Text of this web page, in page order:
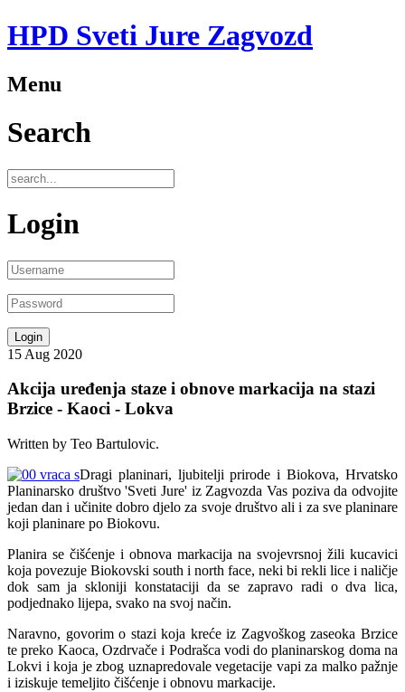
HPD Sveti Jure Zagvozd
Menu
Search
Login
15 Aug 2020
Akcija uređenja staze i obnove markacija na stazi
Brzice - Kaoci - Lokva
Written by Teo Bartulovic.
Dragi planinari, ljubitelji prirode i Biokova, Hrvatsko
Planinarsko društvo 'Sveti Jure' iz Zagvozda Vas poziva da odvojite
jedan dan i učinite dobro djelo za svoje društvo ali i za sve planinare
koji planinare po Biokovu.
Planira se čišćenje i obnova markacija na svojevrsnoj žili kucavici
koja povezuje Biokovski south i north face, neki bi rekli lice i naličje
dok sam ja skloniji konstataciji da se zapravo radi o dva lica,
podjednako lijepa, svako na svoj način.
Naravno, govorim o stazi koja kreće iz Zagvoškog zaseoka Brzice
te preko Kaoca, Ozdrvače i Podrašca vodi do planinarskog doma na
Lokvi i koja je zbog uznapredovale vegetacije vapi za malko pažnje
i iziskuje temeljito čišćenje i obnovu markacije.